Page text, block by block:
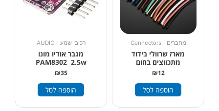
מחברים - Connectors
מארז שרוולי בידוד
מתכווצים בחום
₪12
הוספה לסל
רכיבי שמע - AUDIO
מגבר אודיו מונו
PAM8302 2.5w
₪35
הוספה לסל